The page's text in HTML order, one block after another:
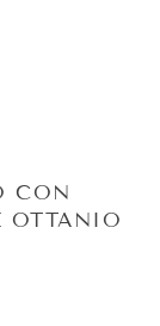
CON
OTTANIO